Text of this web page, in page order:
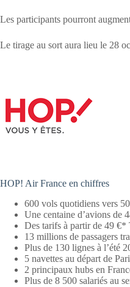
Les participants pourront
Le tirage au sort aura lieu le 28
HOP! Air France en chiffres
600 vols quotidiens vers
Une centaine d’avions de
Des tarifs à partir de 49 €*
13 millions de passagers
Plus de 130 lignes à l’été
5 navettes au départ de
2 principaux hubs en
Plus de 8 500 salariés au